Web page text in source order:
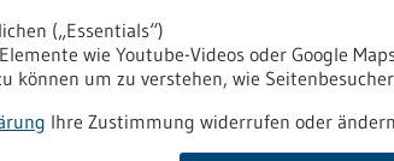
Newsletter abonnieren
(„Essentials“)
wie Youtube-Videos oder Google
können um zu verstehen, wie
Ihre Zustimmung widerrufen oder